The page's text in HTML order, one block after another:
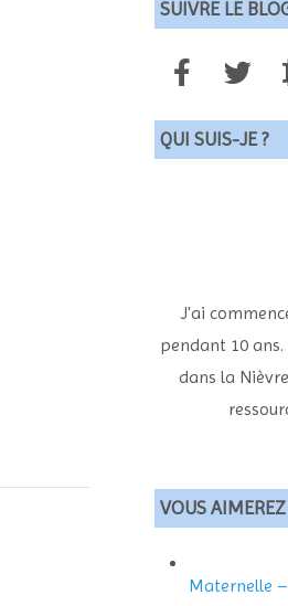
SUIVRE LE
QUI SUIS-JE ?
J'ai
pendant 10
dans la
VOUS
Maternelle